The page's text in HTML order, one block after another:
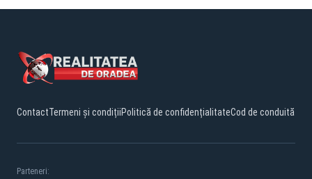
ContactTermeni și condițiiPolitică de confidențialitateCod de conduită
Parteneri: